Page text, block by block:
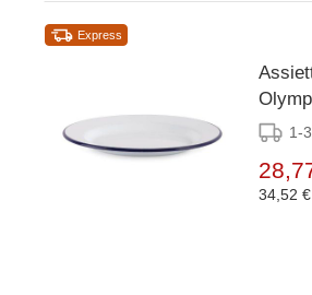
Express
1-
34,52 €